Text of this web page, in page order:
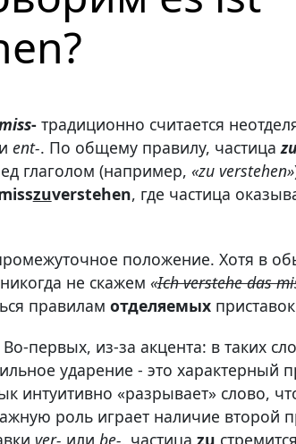
-традиционно считается
ent-. По общему правилу, частица
глаголом (например, «zu verstehen»
zuverstehen, где частица
положение. Хотя в
не скажем «Ich verstehe das
правилам отделяемых
первых, из-за акцента: в таких
ударение - это характерный
интуитивно «разрывает» слово,
роль играет наличие второй